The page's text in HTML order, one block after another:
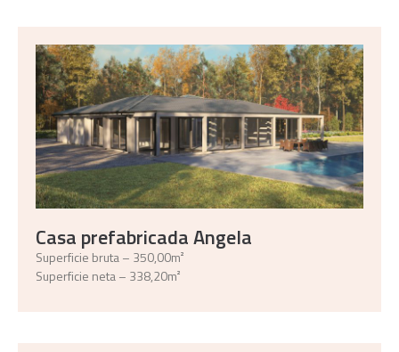
Casa prefabricada Angela
Superficie bruta – 350,00m²
Superficie neta – 338,20m²